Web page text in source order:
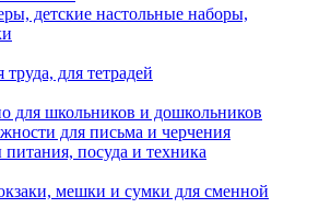
детские настольные наборы,
для тетрадей
для школьников и дошкольников
для письма и черчения
посуда и техника
мешки и сумки для сменной